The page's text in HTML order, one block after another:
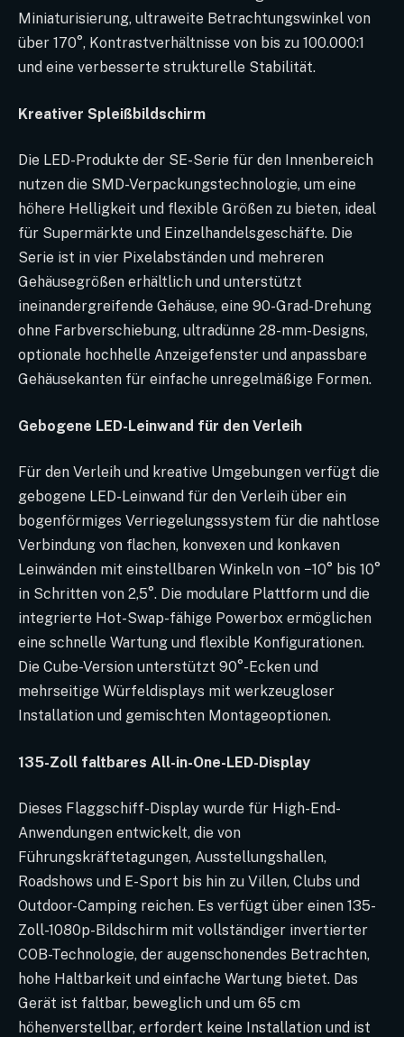
Miniaturisierung, ultraweite Betrachtungswinkel von
über 170°, Kontrastverhältnisse von bis zu 100.000:1
und eine verbesserte strukturelle Stabilität.
Kreativer Spleißbildschirm
Die LED-Produkte der SE-Serie für den Innenbereich
nutzen die SMD-Verpackungstechnologie, um eine
höhere Helligkeit und flexible Größen zu bieten, ideal
für Supermärkte und Einzelhandelsgeschäfte. Die
Serie ist in vier Pixelabständen und mehreren
Gehäusegrößen erhältlich und unterstützt
ineinandergreifende Gehäuse, eine 90-Grad-Drehung
ohne Farbverschiebung, ultradünne 28-mm-Designs,
optionale hochhelle Anzeigefenster und anpassbare
Gehäusekanten für einfache unregelmäßige Formen.
Gebogene LED-Leinwand für den Verleih
Für den Verleih und kreative Umgebungen verfügt die
gebogene LED-Leinwand für den Verleih über ein
bogenförmiges Verriegelungssystem für die nahtlose
Verbindung von flachen, konvexen und konkaven
Leinwänden mit einstellbaren Winkeln von −10° bis 10°
in Schritten von 2,5°. Die modulare Plattform und die
integrierte Hot-Swap-fähige Powerbox ermöglichen
eine schnelle Wartung und flexible Konfigurationen.
Die Cube-Version unterstützt 90°-Ecken und
mehrseitige Würfeldisplays mit werkzeugloser
Installation und gemischten Montageoptionen.
135-Zoll faltbares All-in-One-LED-Display
Dieses Flaggschiff-Display wurde für High-End-
Anwendungen entwickelt, die von
Führungskräftetagungen, Ausstellungshallen,
Roadshows und E-Sport bis hin zu Villen, Clubs und
Outdoor-Camping reichen. Es verfügt über einen 135-
Zoll-1080p-Bildschirm mit vollständiger invertierter
COB-Technologie, der augenschonendes Betrachten,
hohe Haltbarkeit und einfache Wartung bietet. Das
Gerät ist faltbar, beweglich und um 65 cm
höhenverstellbar, erfordert keine Installation und ist